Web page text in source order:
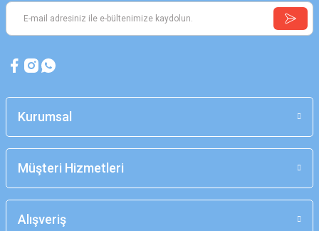
Kurumsal
Müşteri Hizmetleri
Alışveriş